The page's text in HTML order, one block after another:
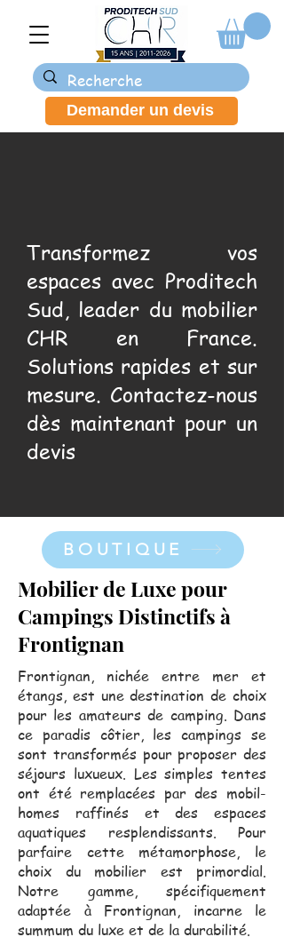
Demander un devis
Transformez vos
espaces avec Proditech
Sud, leader du mobilier
CHR en France.
Solutions rapides et sur
mesure. Contactez-nous
dès maintenant pour un
devis
BOUTIQUE
Mobilier de Luxe pour
Campings Distinctifs à
Frontignan
Frontignan, nichée entre mer et
étangs, est une destination de choix
pour les amateurs de camping. Dans
ce paradis côtier, les campings se
sont transformés pour proposer des
séjours luxueux. Les simples tentes
ont été remplacées par des mobil-
homes raffinés et des espaces
aquatiques resplendissants. Pour
parfaire cette métamorphose, le
choix du mobilier est primordial.
Notre gamme, spécifiquement
adaptée à Frontignan, incarne le
summum du luxe et de la durabilité.